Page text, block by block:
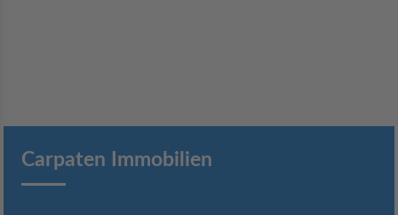
Carpaten Immobilien